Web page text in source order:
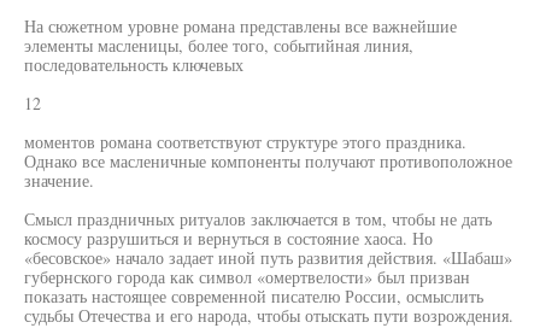
На сюжетном уровне романа представлены все важнейшие
элементы масленицы, более того, событийная линия,
последовательность ключевых
12
моментов романа соответствуют структуре этого праздника.
Однако все масленичные компоненты получают противоположное
значение.
Смысл праздничных ритуалов заключается в том, чтобы не дать
космосу разрушиться и вернуться в состояние хаоса. Но
«бесовское» начало задает иной путь развития действия. «Шабаш»
губернского города как символ «омертвелости» был призван
показать настоящее современной писателю России, осмыслить
судьбы Отечества и его народа, чтобы отыскать пути возрождения.